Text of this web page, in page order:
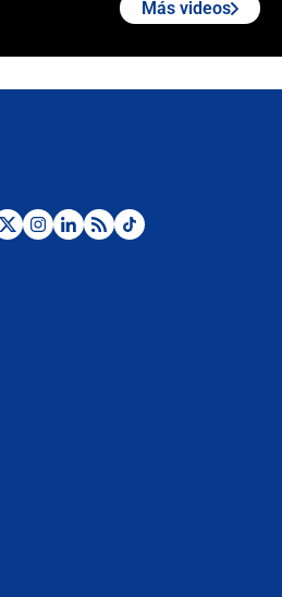
Posesión de Abelardo De La Espriella
Más videos